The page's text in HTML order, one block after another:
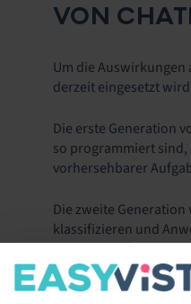
VON
Um die Auswirkungen
derzeit eingesetzt
Die erste Generation
so programmiert sind,
vorhersehbarer
Die zweite
klassifizieren und
reaktiv: Die
Agentische KI